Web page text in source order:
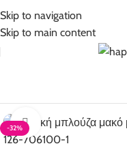
Skip to navigation
Skip to main content
-32% Click to enlarge
5% Επιπλέον έκπτωση